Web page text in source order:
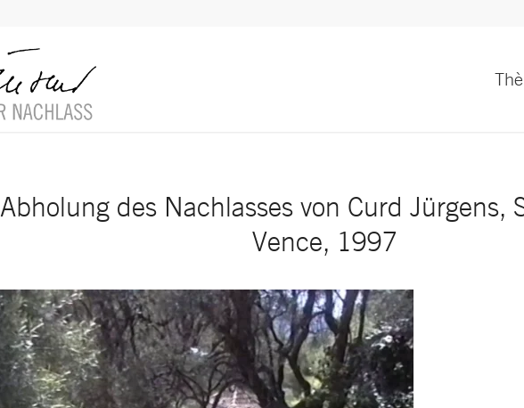
Abholung des Nachlasses von Curd Jürgens,
Vence, 1997